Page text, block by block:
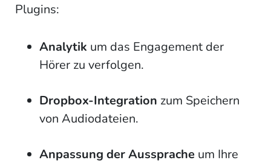
Plugins:
Analytik um das Engagement der
Hörer zu verfolgen.
Dropbox-Integration zum Speichern
von Audiodateien.
Anpassung der Aussprache um Ihre